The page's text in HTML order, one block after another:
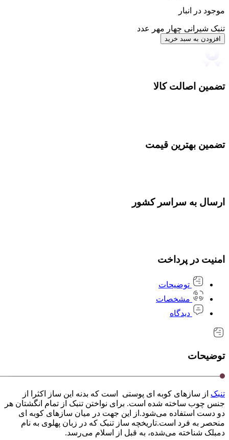
موجود در انبار
تنبک شیرانی چهار مهر عدد
افزودن به سبد خرید
تضمین اصالت کالا
تضمین بهترین قیمت
ارسال به سراسر کشور
امنیت در پرداخت
توضیحات
مشخصات
دیدگاه
توضیحات
تنبک از سازهای کوبه ای پوستی است که بدنه این ساز اکثرا از
جنس چوب ساخته شده است. برای نواختن تنبک از تمام انگشتان هر
دو دست استفاده می‌شود.از این جهت در میان سازهای کوبه ای
منحصر به فرد است.تاریخچه ساز تنبک که در زبان پهلوی به نام
دمبلک شناخته می‌شده، به قبل از اسلام می‌رسد.